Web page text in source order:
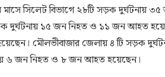
মাসে সিলেট বিভাগে ২৮টি সড়ক
দুর্ঘটনায় ১৫ জন নিহত ও ১১ জন আহত
মৌলভীবাজার জেলায় ৪ টি সড়ক
৬ জন নিহত ও ৮ জন আহত হয়েছেন।